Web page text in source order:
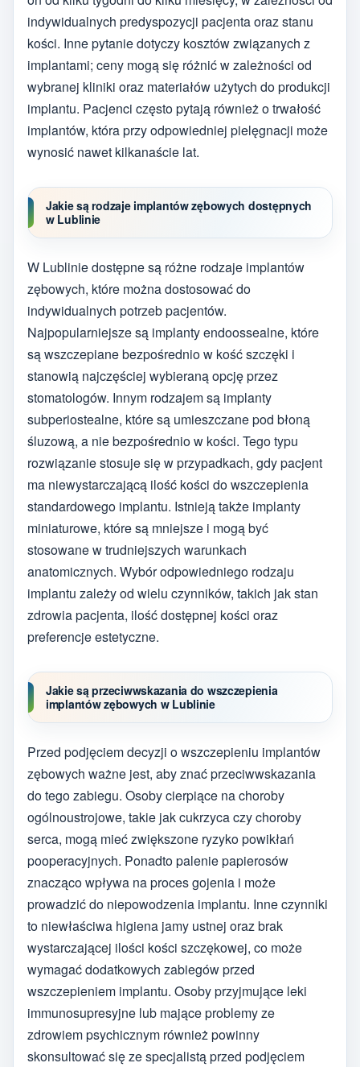
indywidualnych predyspozycji pacjenta oraz stanu
kości. Inne pytanie dotyczy kosztów związanych z
implantami; ceny mogą się różnić w zależności od
wybranej kliniki oraz materiałów użytych do produkcji
implantu. Pacjenci często pytają również o trwałość
implantów, która przy odpowiedniej pielęgnacji może
wynosić nawet kilkanaście lat.
Jakie są rodzaje implantów zębowych dostępnych
w Lublinie
W Lublinie dostępne są różne rodzaje implantów
zębowych, które można dostosować do
indywidualnych potrzeb pacjentów.
Najpopularniejsze są implanty endoossealne, które
są wszczepiane bezpośrednio w kość szczęki i
stanowią najczęściej wybieraną opcję przez
stomatologów. Innym rodzajem są implanty
subperiostealne, które są umieszczane pod błoną
śluzową, a nie bezpośrednio w kości. Tego typu
rozwiązanie stosuje się w przypadkach, gdy pacjent
ma niewystarczającą ilość kości do wszczepienia
standardowego implantu. Istnieją także implanty
miniaturowe, które są mniejsze i mogą być
stosowane w trudniejszych warunkach
anatomicznych. Wybór odpowiedniego rodzaju
implantu zależy od wielu czynników, takich jak stan
zdrowia pacjenta, ilość dostępnej kości oraz
preferencje estetyczne.
Jakie są przeciwwskazania do wszczepienia
implantów zębowych w Lublinie
Przed podjęciem decyzji o wszczepieniu implantów
zębowych ważne jest, aby znać przeciwwskazania
do tego zabiegu. Osoby cierpiące na choroby
ogólnoustrojowe, takie jak cukrzyca czy choroby
serca, mogą mieć zwiększone ryzyko powikłań
pooperacyjnych. Ponadto palenie papierosów
znacząco wpływa na proces gojenia i może
prowadzić do niepowodzenia implantu. Inne czynniki
to niewłaściwa higiena jamy ustnej oraz brak
wystarczającej ilości kości szczękowej, co może
wymagać dodatkowych zabiegów przed
wszczepieniem implantu. Osoby przyjmujące leki
immunosupresyjne lub mające problemy ze
zdrowiem psychicznym również powinny
skonsultować się ze specjalistą przed podjęciem